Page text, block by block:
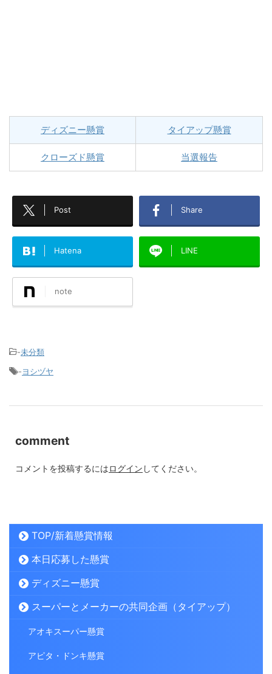
ディズニー懸賞 タイアップ懸賞
クローズド懸賞 当選報告
Post Share
Hatena LINE
note
-未分類
-ヨシヅヤ
comment
コメントを投稿するにはログイン してください。
TOP/新着懸賞情報
本日応募した懸賞
ディズニー懸賞
スーパーとメーカーの共同企画（タイアップ）
アオキスーパー懸賞
アピタ・ドンキ懸賞